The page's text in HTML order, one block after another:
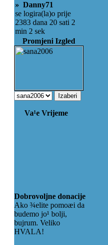
» Danny71
se logira(la)o prije
2383 dana 20 sati 2
min 2 sek
Promjeni Izgled
Va¹e Vrijeme
Dobrovoljne donacije
Ako ¾elite pomoæi da
budemo jo¹ bolji,
bujrum. Veliko
HVALA!